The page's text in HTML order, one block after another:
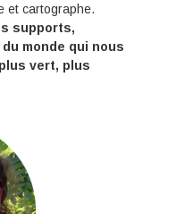
et cartographe.
supports,
monde qui nous
vert, plus